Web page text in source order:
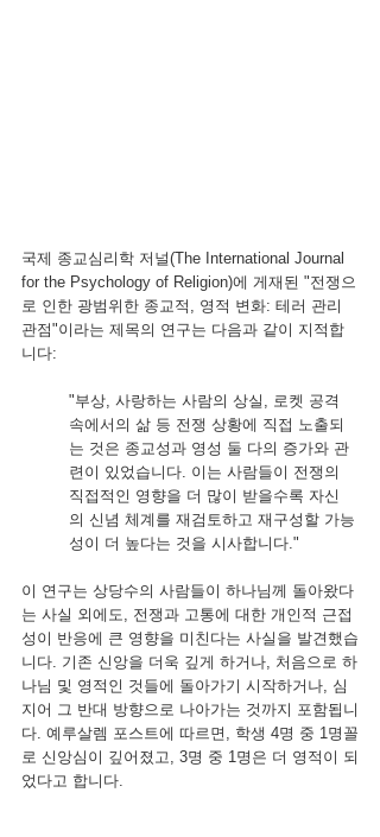
국제 종교심리학 저널(The International Journal
for the Psychology of Religion)에 게재된 "전쟁으
로 인한 광범위한 종교적, 영적 변화: 테러 관리
관점"이라는 제목의 연구는 다음과 같이 지적합
니다:
"부상, 사랑하는 사람의 상실, 로켓 공격
속에서의 삶 등 전쟁 상황에 직접 노출되
는 것은 종교성과 영성 둘 다의 증가와 관
련이 있었습니다. 이는 사람들이 전쟁의
직접적인 영향을 더 많이 받을수록 자신
의 신념 체계를 재검토하고 재구성할 가능
성이 더 높다는 것을 시사합니다."
이 연구는 상당수의 사람들이 하나님께 돌아왔다
는 사실 외에도, 전쟁과 고통에 대한 개인적 근접
성이 반응에 큰 영향을 미친다는 사실을 발견했습
니다. 기존 신앙을 더욱 깊게 하거나, 처음으로 하
나님 및 영적인 것들에 돌아가기 시작하거나, 심
지어 그 반대 방향으로 나아가는 것까지 포함됩니
다. 예루살렘 포스트에 따르면, 학생 4명 중 1명꼴
로 신앙심이 깊어졌고, 3명 중 1명은 더 영적이 되
었다고 합니다.